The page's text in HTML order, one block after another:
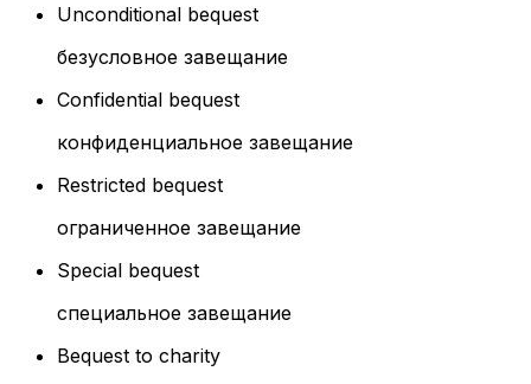
Unconditional bequest
безусловное завещание
Confidential bequest
конфиденциальное завещание
Restricted bequest
ограниченное завещание
Special bequest
специальное завещание
Bequest to charity